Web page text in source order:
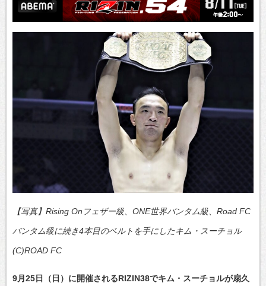
【写真】Rising Onフェザー級、ONE世界バンタム級、Road FC
バンタム級に続き4本目のベルトを手にしたキム・スーチョル
(C)ROAD FC
9月25日（日）に開催されるRIZIN38でキム・スーチョルが扇久